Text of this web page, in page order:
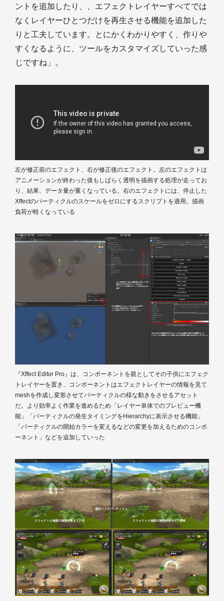
ントを追加したり、、エフェクトレイヤーすべてでは
なくレイヤーひとつだけを再生させる機能を追加した
りと工夫しています。とにかくわかりやすく、作りや
すくなるように、ツールをカスタマイズしていった感
じですね」。
左が修正前のエフェクト、右が修正後のエフェクト。左のエフェクトは
アニメーションが終わった後もしばらく透明を描画する処理が走ってお
り、結果、データ量が重くなっている。右のエフェクトには、停止した
Xffectのパーティクルのスケールをゼロにするスクリプトを適用。描画
負荷が軽くなっている
『Xffect Editor Pro』は、コンポーネントを親としてその子供にエフェク
トレイヤーを置き、コンポーネントはエフェクトレイヤーの情報を見て
meshを作成し変形させてパーティクルの様な動きをさせるアセット
だ。より効率よく作業を進めるため「レイヤー単体でのプレビュー機
能」「パーティクルの発生タイミングをHierarchyに表示させる機能」
「パーティクルの開始カラーを変えるなどの変更を加えるためのコンポ
ーネント」などを追加していった